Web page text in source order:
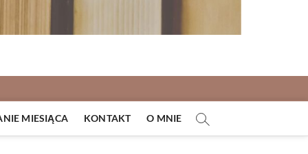
MIESIĄCA KONTAKT O MNIE